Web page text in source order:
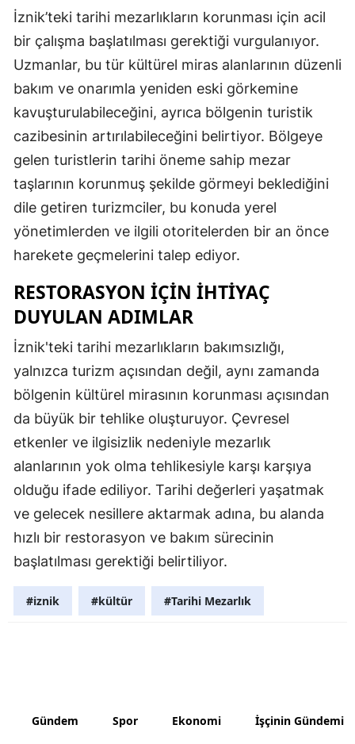
Sakarya
Samsun
Siirt
Sivas
Tekirdağ
Tokat
Aksaray
Bayburt
İznik’teki tarihi mezarlıkların korunması için acil
bir çalışma başlatılması gerektiği vurgulanıyor.
Uzmanlar, bu tür kültürel miras alanlarının düzenli
bakım ve onarımla yeniden eski görkemine
kavuşturulabileceğini, ayrıca bölgenin turistik
cazibesinin artırılabileceğini belirtiyor. Bölgeye
gelen turistlerin tarihi öneme sahip mezar
taşlarının korunmuş şekilde görmeyi beklediğini
dile getiren turizmciler, bu konuda yerel
yönetimlerden ve ilgili otoritelerden bir an önce
harekete geçmelerini talep ediyor.
RESTORASYON İÇIN İHTIYAÇ
DUYULAN ADIMLAR
İznik'teki tarihi mezarlıkların bakımsızlığı,
yalnızca turizm açısından değil, aynı zamanda
bölgenin kültürel mirasının korunması açısından
da büyük bir tehlike oluşturuyor. Çevresel
etkenler ve ilgisizlik nedeniyle mezarlık
alanlarının yok olma tehlikesiyle karşı karşıya
olduğu ifade ediliyor. Tarihi değerleri yaşatmak
ve gelecek nesillere aktarmak adına, bu alanda
hızlı bir restorasyon ve bakım sürecinin
başlatılması gerektiği belirtiliyor.
#iznik #kültür #Tarihi Mezarlık
Gündem Spor Ekonomi İşçinin Gündemi